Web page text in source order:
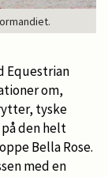
Equestrian
om,
tyske
den helt
Bella Rose.
med en